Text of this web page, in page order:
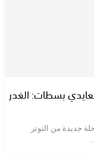
بسطات: الغدر
جديدة من التوتر